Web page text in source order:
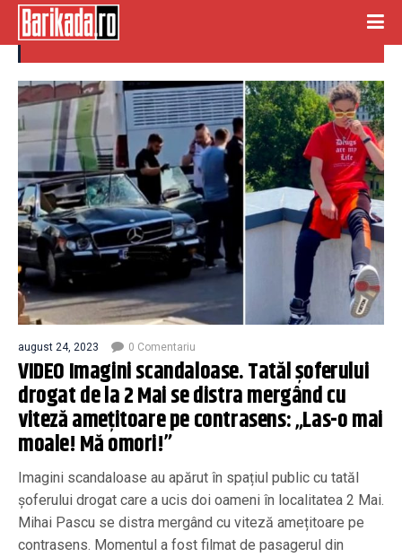
contrasens
august 24, 2023 0 Comentariu
VIDEO Imagini scandaloase. Tatăl șoferului
drogat de la 2 Mai se distra mergând cu
viteză amețitoare pe contrasens: „Las-o mai
moale! Mă omori!”
Imagini scandaloase au apărut în spațiul public cu tatăl
șoferului drogat care a ucis doi oameni în localitatea 2 Mai.
Mihai Pascu se distra mergând cu viteză amețitoare pe
contrasens. Momentul a fost filmat de pasagerul din